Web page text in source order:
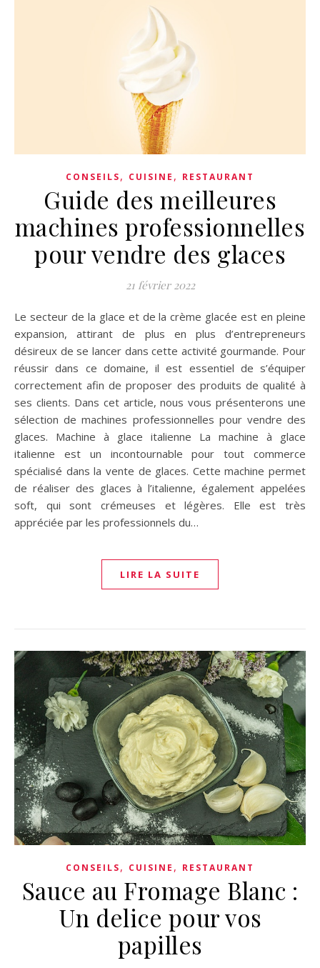
CONSEILS, CUISINE , RESTAURANT
Guide des meilleures
machines professionnelles
pour vendre des glaces
21 février 2022
Le secteur de la glace et de la crème glacée est en pleine
expansion, attirant de plus en plus d’entrepreneurs
désireux de se lancer dans cette activité gourmande. Pour
réussir dans ce domaine, il est essentiel de s’équiper
correctement afin de proposer des produits de qualité à
ses clients. Dans cet article, nous vous présenterons une
sélection de machines professionnelles pour vendre des
glaces. Machine à glace italienne La machine à glace
italienne est un incontournable pour tout commerce
spécialisé dans la vente de glaces. Cette machine permet
de réaliser des glaces à l’italienne, également appelées
soft, qui sont crémeuses et légères. Elle est très
appréciée par les professionnels du…
LIRE LA SUITE
CONSEILS, CUISINE , RESTAURANT
Sauce au Fromage Blanc :
Un delice pour vos
papilles